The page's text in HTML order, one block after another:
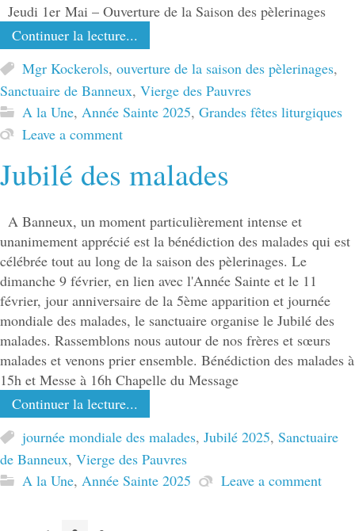
Jeudi 1er Mai – Ouverture de la Saison des pèlerinages
Continuer la lecture...
Mgr Kockerols, ouverture de la saison des pèlerinages,
Sanctuaire de Banneux, Vierge des Pauvres
A la Une, Année Sainte 2025, Grandes fêtes liturgiques
Leave a comment
Jubilé des malades
A Banneux, un moment particulièrement intense et
unanimement apprécié est la bénédiction des malades qui est
célébrée tout au long de la saison des pèlerinages. Le
dimanche 9 février, en lien avec l'Année Sainte et le 11
février, jour anniversaire de la 5ème apparition et journée
mondiale des malades, le sanctuaire organise le Jubilé des
malades. Rassemblons nous autour de nos frères et sœurs
malades et venons prier ensemble. Bénédiction des malades à
15h et Messe à 16h Chapelle du Message
Continuer la lecture...
journée mondiale des malades, Jubilé 2025, Sanctuaire
de Banneux, Vierge des Pauvres
A la Une, Année Sainte 2025 Leave a comment